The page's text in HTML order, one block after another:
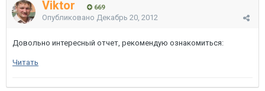
Viktor 669
Опубликовано Декабрь 20, 2012
Довольно интересный отчет, рекомендую ознакомиться:
Читать